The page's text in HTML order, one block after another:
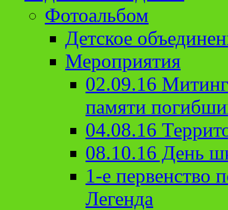
Фотоальбом
Детское
Мероприятия
02.09.16
памяти
04.08.16
08.10.16 День
1-е первенство
Легенда